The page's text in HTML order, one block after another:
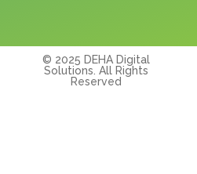
© 2025 DEHA Digital
Solutions. All Rights
Reserved